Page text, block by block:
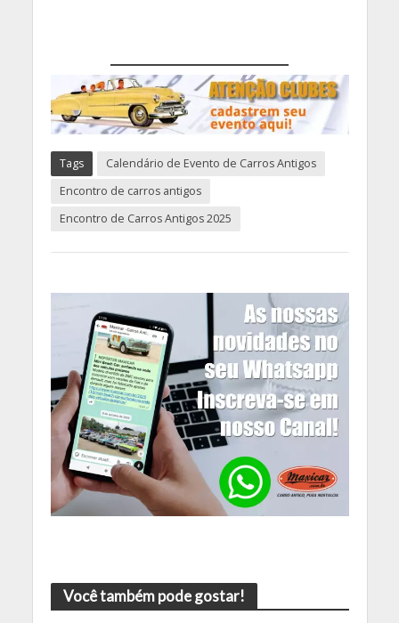
Tags
Calendário de Evento de Carros Antigos
Encontro de carros antigos
Encontro de Carros Antigos 2025
Você também pode gostar!